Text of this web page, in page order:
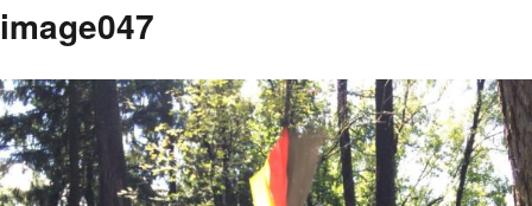
image047